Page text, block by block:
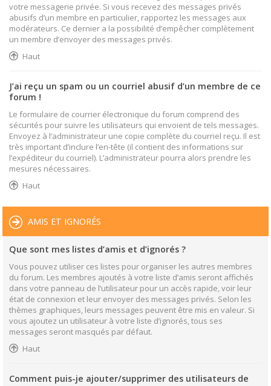
votre messagerie privée. Si vous recevez des messages privés
abusifs d’un membre en particulier, rapportez les messages aux
modérateurs. Ce dernier a la possibilité d’empêcher complètement
un membre d’envoyer des messages privés.
Haut
J’ai reçu un spam ou un courriel abusif d’un membre de ce
forum !
Le formulaire de courrier électronique du forum comprend des
sécurités pour suivre les utilisateurs qui envoient de tels messages.
Envoyez à l’administrateur une copie complète du courriel reçu. Il est
très important d’inclure l’en-tête (il contient des informations sur
l’expéditeur du courriel). L’administrateur pourra alors prendre les
mesures nécessaires.
Haut
AMIS ET IGNORÉS
Que sont mes listes d’amis et d’ignorés ?
Vous pouvez utiliser ces listes pour organiser les autres membres
du forum. Les membres ajoutés à votre liste d’amis seront affichés
dans votre panneau de l’utilisateur pour un accès rapide, voir leur
état de connexion et leur envoyer des messages privés. Selon les
thèmes graphiques, leurs messages peuvent être mis en valeur. Si
vous ajoutez un utilisateur à votre liste d’ignorés, tous ses
messages seront masqués par défaut.
Haut
Comment puis-je ajouter/supprimer des utilisateurs de